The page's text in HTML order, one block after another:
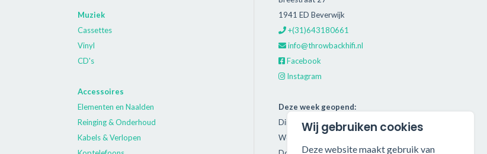
Muziek
Cassettes
Vinyl
CD's
Accessoires
Elementen en Naalden
Reinging & Onderhoud
Kabels & Verlopen
1941 ED Beverwijk
+(31)643180661
info@throwbackhifi.nl
Facebook
Instagram
Deze week geopend:
Dinsdag: 11:00 - 18:00
Woensdag: 11:00 - 18:00
Wij gebruiken cookies
Deze website maakt gebruik van